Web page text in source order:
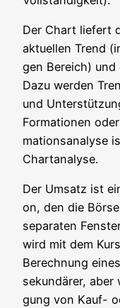
Der Chart lie­fert
aktu­el­len Trend
gen Bereich)
Dazu wer­den
und
For­ma­tio­nen
ma­ti­ons­ana­ly­se
Chartanalyse.
Der Umsatz ist
on, den die
sepa­ra­ten
wird mit dem
Berech­nung
sekun­dä­rer,
gung von Kauf-